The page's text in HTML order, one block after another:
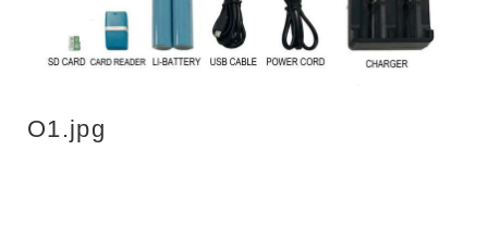
O1.jpg